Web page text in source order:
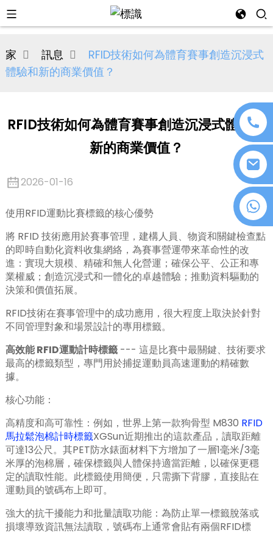
+86 18076372139
家 訊息
RFID技術如何為體育賽事創造沉浸式
體驗和新的商業價值？
RFID技術如何為體育賽事創造沉浸式體驗和
新的商業價值？
2026-01-16
使用RFID運動比賽標籤的核心優勢
將 RFID 技術應用於賽事管理，建構人員、物資和關鍵檢查點
的即時自動化資料收集網絡，為賽事營運帶來革命性的改
進：實現大規模、精確和無人化營運；確保公平、公正和專
業權威；創造沉浸式和一體化的卓越體驗；推動資料驅動的
決策和價值拓展。
RFID技術在賽事管理中的成功應用，很大程度上取決於針對
不同管理對象和場景設計的專用標籤。
高效能RFID運動計時標籤--- 這是比賽中最關鍵、技術要求
最高的標籤類型，專門用於捕捉運動員高速運動的精確數
據。
核心功能：
高精度和高可靠性：例如，世界上第一款狗骨型 M830 RFID
馬拉鬆泡棉計時標籤XGSun近期推出的這款產品，讀取距離
可達13公尺。其PET防水錶面材料下方增加了一層1毫米/3毫
米厚的泡棉層，確保標籤與人體保持適當距離，以確保更穩
定的讀取性能。此標籤使用簡便，只需撕下背膠，直接貼在
運動員的號碼布上即可。
強大的抗干擾能力和批量讀取功能：為防止單一標籤脫落或
損壞導致資訊無法讀取，號碼布上通常會貼有兩個RFID標